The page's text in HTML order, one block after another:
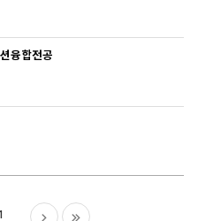
융합전공
다 마